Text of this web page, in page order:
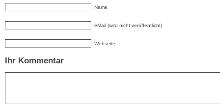
Name
eMail (wird nicht veröffentlicht)
Webseite
Ihr Kommentar